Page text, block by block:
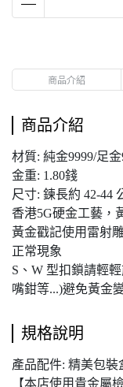
商品介紹
商品介紹
材質: 純金9999/足
金重: 1.80錢
尺寸: 鍊長約 42-44
香港5G硬金工藝，
黃金戳記使用雷射
正常現象
S、W 型扣鎖請輕
嘴鉗等...)避免黃金
規格說明
產品配件: 精美包裝
【本店使用貴金屬